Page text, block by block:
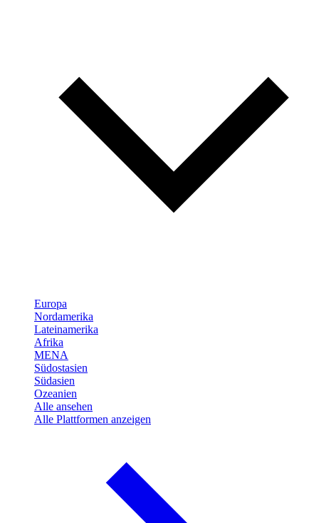
Europa
Nordamerika
Lateinamerika
Afrika
MENA
Südostasien
Südasien
Ozeanien
Alle ansehen
Alle Plattformen anzeigen